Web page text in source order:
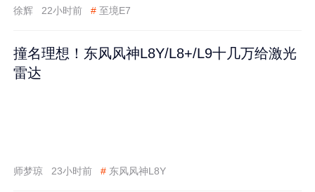
徐辉 22小时前 # 至境E7
撞名理想！东风风神L8Y/L8+/L9十几万给激光
雷达
师梦琼 23小时前 # 东风风神L8Y